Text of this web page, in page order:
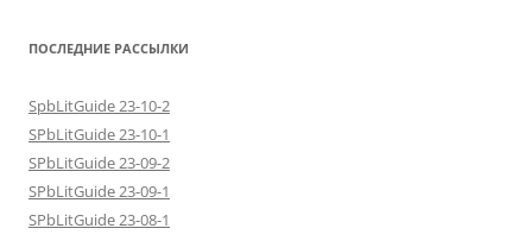
ПОСЛЕДНИЕ РАССЫЛКИ
SpbLitGuide 23-10-2
SPbLitGuide 23-10-1
SPbLitGuide 23-09-2
SPbLitGuide 23-09-1
SPbLitGuide 23-08-1